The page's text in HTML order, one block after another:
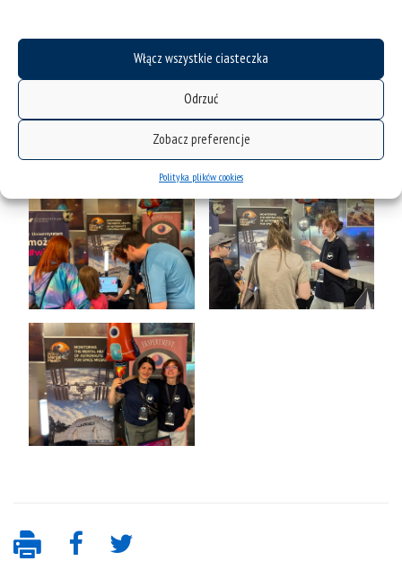
Włącz wszystkie ciasteczka
Odrzuć
Zobacz preferencje
Polityka plików cookies